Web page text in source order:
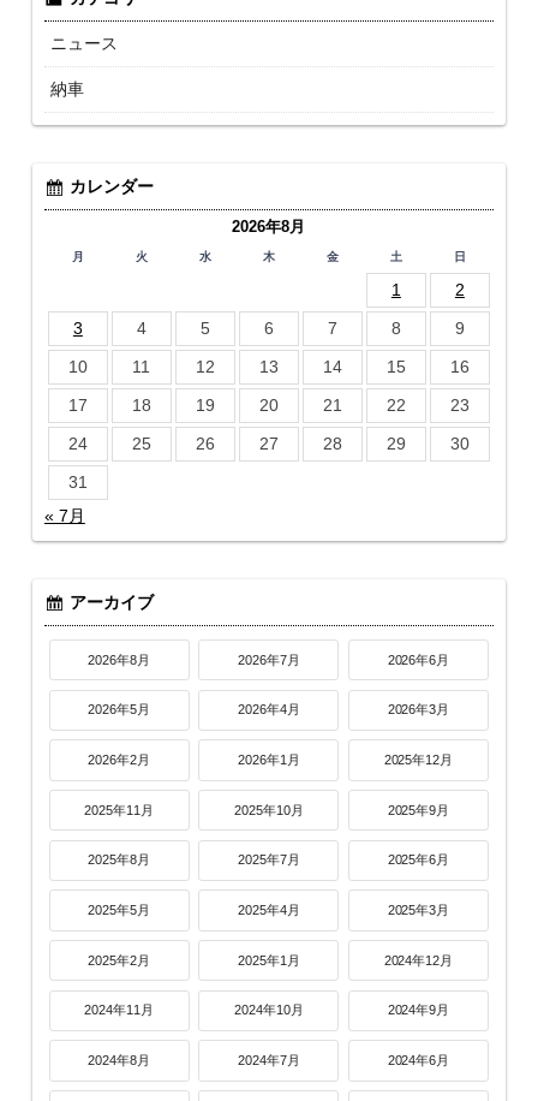
ニュース
納車
カレンダー
2026年8月
月 火 水 木 金 土 日
1
2
3
4 5 6 7 8
9
10
11 12 13 14 15
16
17
18 19 20 21 22
23
24
25 26 27 28 29
30
31
« 7月
アーカイブ
2026年8月 2026年7月 2026年6月
2026年5月 2026年4月 2026年3月
2026年2月 2026年1月 2025年12月
2025年11月 2025年10月 2025年9月
2025年8月 2025年7月 2025年6月
2025年5月 2025年4月 2025年3月
2025年2月 2025年1月 2024年12月
2024年11月 2024年10月 2024年9月
2024年8月 2024年7月 2024年6月